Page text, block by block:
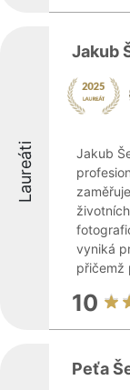
Laureáti
Jakub
Jakub
vyniká
přičemž
10
Peťa